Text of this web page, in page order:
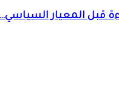
المعيار